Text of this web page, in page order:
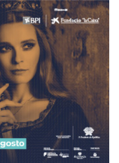
online
Exclusivos para
anual
o plano